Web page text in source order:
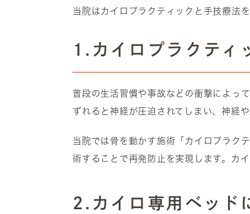
当院はカイロプラクティックと手技療法
1.カイロプラクティ
普段の生活習慣や事故などの衝撃によっ
ずれると神経が圧迫されてしまい、神経
当院では骨を動かす施術「カイロプラク
術することで再発防止を実現します。カ
2.カイロ専用ベッド